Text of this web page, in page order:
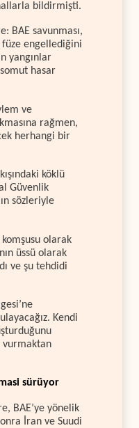
bildirmişti.
BAE savunması,
engellediğini
yangınlar
hasar
ve
rağmen,
herhangi bir
köklü
Güvenlik
sözleriyle
komşusu olarak
üssü olarak
ve şu tehdidi
Kendi
vurmaktan
sürüyor
BAE’ye yönelik
İran ve Suudi